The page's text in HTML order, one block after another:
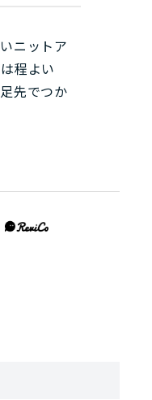
ニットア
程よい
先でつか